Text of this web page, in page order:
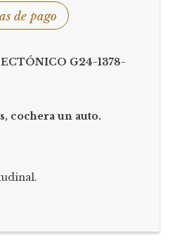
de pago
G24-1378-
cochera un auto.